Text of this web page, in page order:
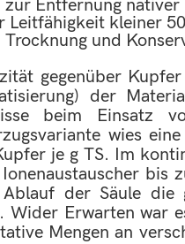
zur Entfernung
Leitfähigkeit kleiner
und
gegenüber
der
beim Einsatz
wies
je g TS. Im
bis
der Säule
Erwarten war
Mengen an